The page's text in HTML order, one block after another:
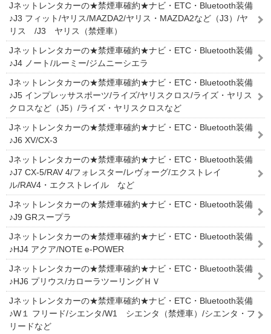
Jネットレンタカーの★禁煙車確約★ナビ・ETC・Bluetooth装備
♪J3 フィット/ヤリス/MAZDA2/ヤリス・MAZDA2など（J3）/ヤ
リス /J3 ヤリス（禁煙車）
Jネットレンタカーの★禁煙車確約★ナビ・ETC・Bluetooth装備
♪J4 ノート/ルーミー/ジムニーシエラ
Jネットレンタカーの★禁煙車確約★ナビ・ETC・Bluetooth装備
♪J5 インプレッサスポーツ/ライズ/ヤリスクロス/ライズ・ヤリス
クロスなど（J5）/ライズ・ヤリスクロスなど
Jネットレンタカーの★禁煙車確約★ナビ・ETC・Bluetooth装備
♪J6 XV/CX-3
Jネットレンタカーの★禁煙車確約★ナビ・ETC・Bluetooth装備
♪J7 CX-5/RAV 4/フォレスター/レヴォーグ/エクストレイ
ル/RAV4・エクストレイル など
Jネットレンタカーの★禁煙車確約★ナビ・ETC・Bluetooth装備
♪J9 GRスープラ
Jネットレンタカーの★禁煙車確約★ナビ・ETC・Bluetooth装備
♪HJ4 アクア/NOTE e-POWER
Jネットレンタカーの★禁煙車確約★ナビ・ETC・Bluetooth装備
♪HJ6 プリウス/カローラツーリングＨＶ
Jネットレンタカーの★禁煙車確約★ナビ・ETC・Bluetooth装備
♪W１ フリード/シエンタ/W1 シエンタ（禁煙車）/シエンタ・フ
リードなど